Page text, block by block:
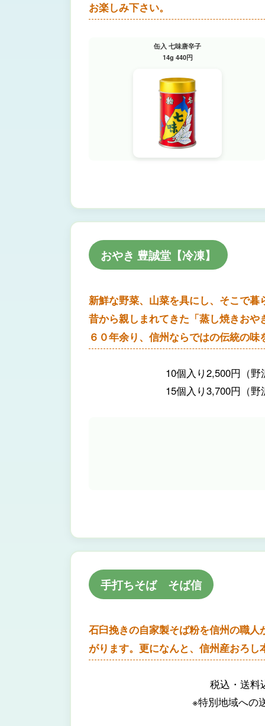
お楽しみ下さい。
缶入 七味唐辛子
14g 440円
おやき 豊誠堂【冷凍】
新鮮な野菜、山菜を具にし、そこで
昔から親しまれてきた「蒸し焼きお
６０年余り、信州ならではの伝統の
10個入り2,500円（
15個入り3,700円（
手打ちそば そば信
石臼挽きの自家製そば粉を信州の職
がります。更になんと、信州産おろ
税込・送
※特別地域へ